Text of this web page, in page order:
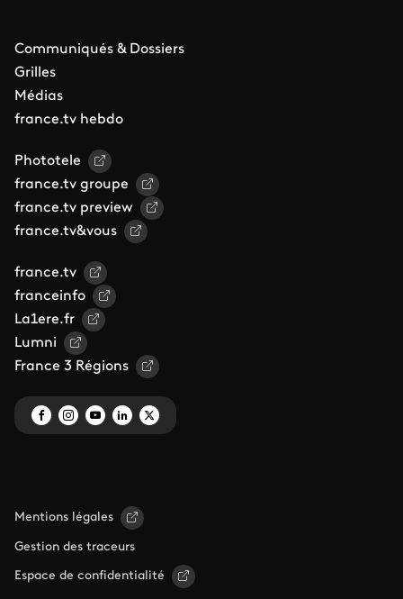
Communiqués & Dossiers
Grilles
Médias
france.tv hebdo
Phototele
france.tv groupe
france.tv preview
france.tv&vous
france.tv
franceinfo
La1ere.fr
Lumni
France 3 Régions
Mentions légales
Gestion des traceurs
Espace de confidentialité